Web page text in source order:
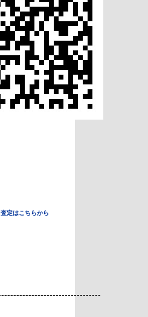
定はこちらから